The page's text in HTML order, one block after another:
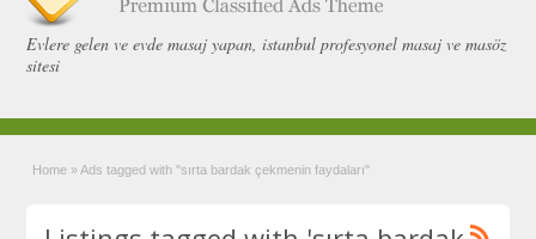
Evlere gelen ve evde masaj yapan, istanbul profesyonel masaj ve masöz
sitesi
Home » Ads tagged with "sırta bardak çekmenin faydaları"